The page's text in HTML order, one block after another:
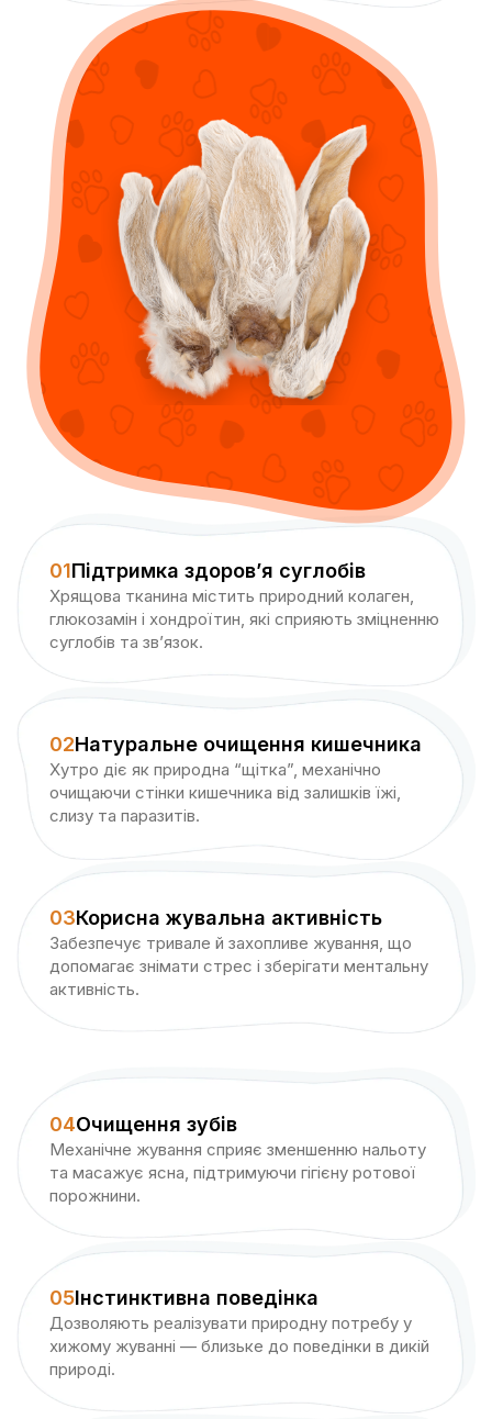
01Підтримка здоров’я суглобів
Хрящова тканина містить природний колаген,
глюкозамін і хондроїтин, які сприяють зміцненню
суглобів та зв’язок.
02Натуральне очищення кишечника
Хутро діє як природна “щітка”, механічно
очищаючи стінки кишечника від залишків їжі,
слизу та паразитів.
03Корисна жувальна активність
Забезпечує тривале й захопливе жування, що
допомагає знімати стрес і зберігати ментальну
активність.
04Очищення зубів
Механічне жування сприяє зменшенню нальоту
та масажує ясна, підтримуючи гігієну ротової
порожнини.
05Інстинктивна поведінка
Дозволяють реалізувати природну потребу у
хижому жуванні — близьке до поведінки в дикій
природі.